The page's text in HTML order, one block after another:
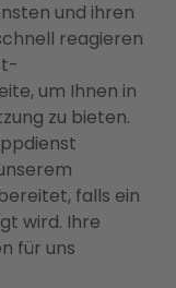
und ihren
reagieren
um Ihnen in
zu bieten.
falls ein
wird. Ihre
für uns